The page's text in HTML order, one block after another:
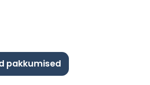
pakkumised